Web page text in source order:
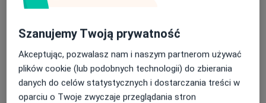
200 zł
Szczegóły
Umów
Konsultacja psychologiczna online
Od 180 zł
SzczegółyKonsultacja psychologiczna online
Szanujemy Twoją prywatność
Akceptując, pozwalasz nam i naszym partnerom używać
plików cookie (lub podobnych technologii) do zbierania
danych do celów statystycznych i dostarczania treści w
oparciu o Twoje zwyczaje przeglądania stron